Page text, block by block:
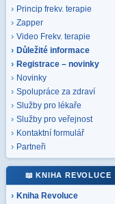
Princip frekv. terapie
Zapper
Video Frekv. terapie
Důležité informace
Registrace – novinky
Novinky
Spolupráce za zdraví
Služby pro lékaře
Služby pro veřejnost
Kontaktní formulář
Partneři
📖 KNIHA REVOLUCE
Kniha Revoluce